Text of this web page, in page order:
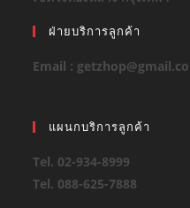
ฝ่ายบริการลูกค้า
Email :
แผนกบริการลูกค้า
Tel. 02-934-8999
Tel. 088-625-7888